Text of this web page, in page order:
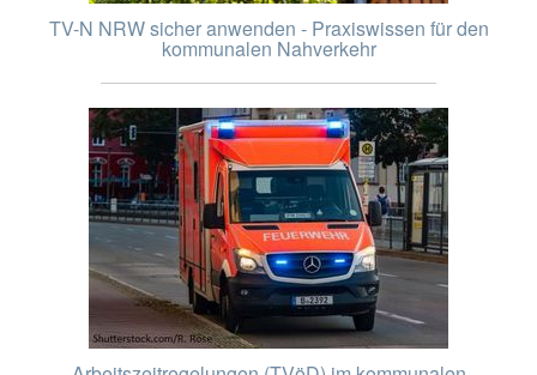
TV-N NRW sicher anwenden - Praxiswissen für den
kommunalen Nahverkehr